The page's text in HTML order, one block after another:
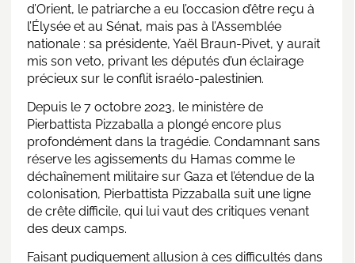
d’Orient, le patriarche a eu l’occasion d’être reçu à
l’Élysée et au Sénat, mais pas à l’Assemblée
nationale : sa présidente, Yaël Braun-Pivet, y aurait
mis son veto, privant les députés d’un éclairage
précieux sur le conflit israélo-palestinien.
Depuis le 7 octobre 2023, le ministère de
Pierbattista Pizzaballa a plongé encore plus
profondément dans la tragédie. Condamnant sans
réserve les agissements du Hamas comme le
déchaînement militaire sur Gaza et l’étendue de la
colonisation, Pierbattista Pizzaballa suit une ligne
de crête difficile, qui lui vaut des critiques venant
des deux camps.
Faisant pudiquement allusion à ces difficultés dans